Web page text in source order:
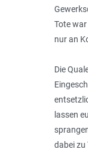
Tote
nur an
Die
lassen
dabei zu